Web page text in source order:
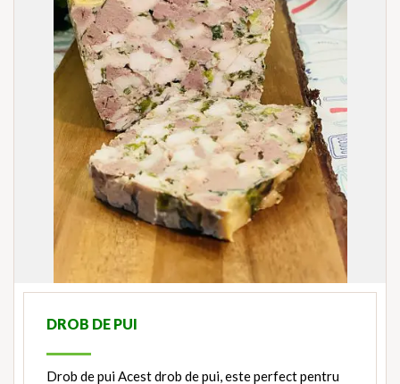
DROB DE PUI
Drob de pui Acest drob de pui, este perfect pentru